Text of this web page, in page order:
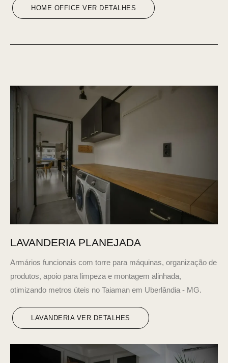
HOME OFFICE VER DETALHES
LAVANDERIA PLANEJADA
Armários funcionais com torre para máquinas, organização de
produtos, apoio para limpeza e montagem alinhada,
otimizando metros úteis no Taiaman em Uberlândia - MG.
LAVANDERIA VER DETALHES